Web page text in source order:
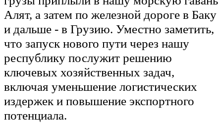
Алят, а затем по железной дороге в Баку
и дальше - в Грузию. Уместно заметить,
что запуск нового пути через нашу
республику послужит решению
ключевых хозяйственных задач,
включая уменьшение логистических
издержек и повышение экспортного
потенциала.